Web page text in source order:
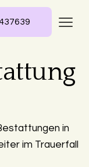
in
im Trauerfall